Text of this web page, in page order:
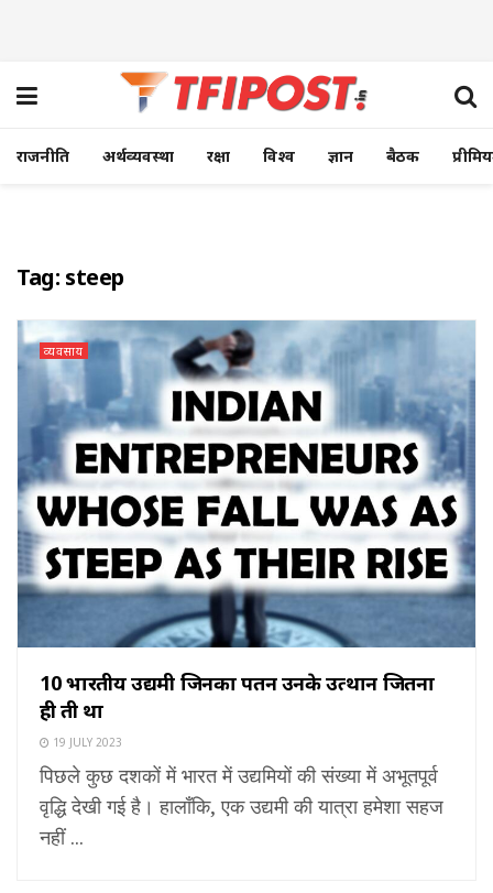
राजनीति अर्थव्यवस्था रक्षा विश्व ज्ञान बैठक
Tag: steep
व्यवसाय
10 भारतीय उद्यमी जिनका पतन उनके उत्थान जितना
ही तीव्र था
19 JULY 2023
पिछले कुछ दशकों में भारत में उद्यमियों की संख्या में अभूतपूर्व
वृद्धि देखी गई है। हालाँकि, एक उद्यमी की यात्रा हमेशा सहज
नहीं ...